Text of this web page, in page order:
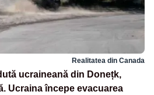
Realitatea din Canada
ucraineană din Donețk,
Ucraina începe evacuarea